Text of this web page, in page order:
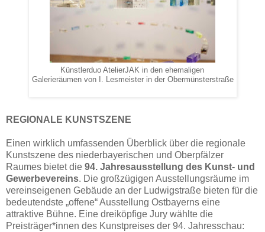
Künstlerduo AtelierJAK in den ehemaligen
Galerieräumen von I. Lesmeister in der Obermünsterstraße
REGIONALE KUNSTSZENE
Einen wirklich umfassenden Überblick über die regionale
Kunstszene des niederbayerischen und Oberpfälzer
Raumes bietet die 94. Jahresausstellung des Kunst- und
Gewerbevereins. Die großzügigen Ausstellungsräume im
vereinseigenen Gebäude an der Ludwigstraße bieten für die
bedeutendste „offene“ Ausstellung Ostbayerns eine
attraktive Bühne. Eine dreiköpfige Jury wählte die
Preisträger*innen des Kunstpreises der 94. Jahresschau: